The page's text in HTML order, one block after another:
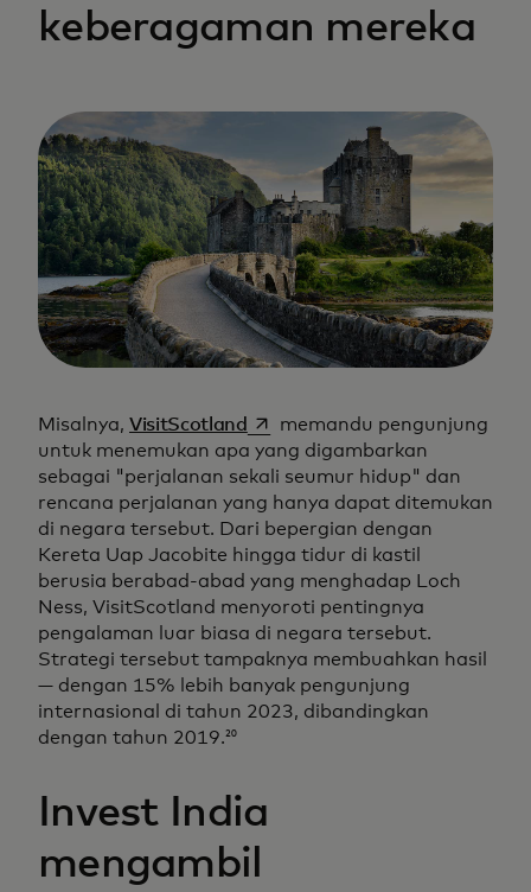
keberagaman mereka
Misalnya, VisitScotland opens in a new tab
memandu pengunjung
untuk menemukan apa yang digambarkan
sebagai "perjalanan sekali seumur hidup" dan
rencana perjalanan yang hanya dapat ditemukan
di negara tersebut. Dari bepergian dengan
Kereta Uap Jacobite hingga tidur di kastil
berusia berabad-abad yang menghadap Loch
Ness, VisitScotland menyoroti pentingnya
pengalaman luar biasa di negara tersebut.
Strategi tersebut tampaknya membuahkan hasil
— dengan 15% lebih banyak pengunjung
internasional di tahun 2023, dibandingkan
dengan tahun 2019.20
Invest India
mengambil